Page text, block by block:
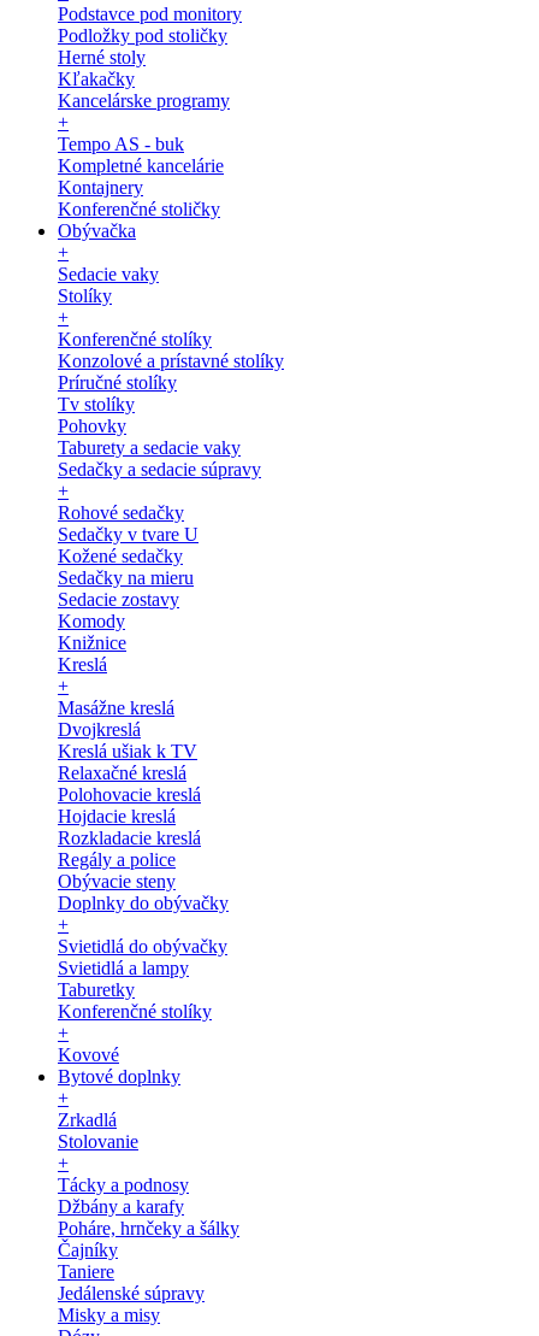
Podstavce pod monitory
Podložky pod stoličky
Herné stoly
Kľakačky
Kancelárske programy
+
Tempo AS - buk
Kompletné kancelárie
Kontajnery
Konferenčné stoličky
Obývačka
+
Sedacie vaky
Stolíky
+
Konferenčné stolíky
Konzolové a prístavné stolíky
Príručné stolíky
Tv stolíky
Pohovky
Taburety a sedacie vaky
Sedačky a sedacie súpravy
+
Rohové sedačky
Sedačky v tvare U
Kožené sedačky
Sedačky na mieru
Sedacie zostavy
Komody
Knižnice
Kreslá
+
Masážne kreslá
Dvojkreslá
Kreslá ušiak k TV
Relaxačné kreslá
Polohovacie kreslá
Hojdacie kreslá
Rozkladacie kreslá
Regály a police
Obývacie steny
Doplnky do obývačky
+
Svietidlá do obývačky
Svietidlá a lampy
Taburetky
Konferenčné stolíky
+
Kovové
Bytové doplnky
+
Zrkadlá
Stolovanie
+
Tácky a podnosy
Džbány a karafy
Poháre, hrnčeky a šálky
Čajníky
Taniere
Jedálenské súpravy
Misky a misy